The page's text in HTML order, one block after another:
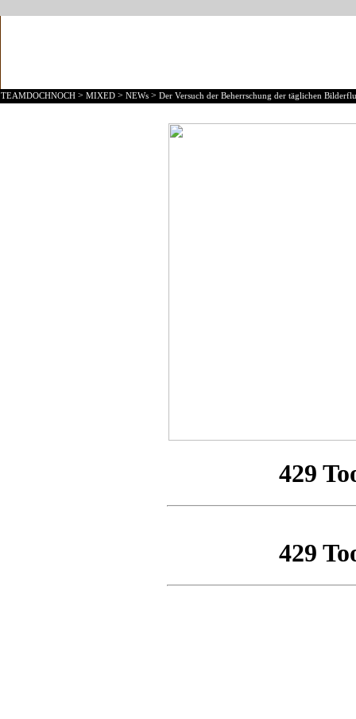
TEAMDOCHNOCH > MIXED > NEWs > Der Versuch der Beherrschung der täglichen